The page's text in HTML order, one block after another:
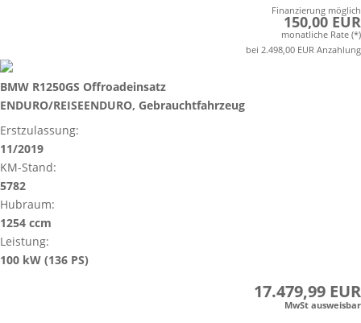
Finanzierung möglich
150,00 EUR
monatliche Rate (*)
bei 2.498,00 EUR Anzahlung
BMW R1250GS Offroadeinsatz
ENDURO/REISEENDURO, Gebrauchtfahrzeug
Erstzulassung:
11/2019
KM-Stand:
5782
Hubraum:
1254 ccm
Leistung:
100 kW (136 PS)
17.479,99 EUR
MwSt ausweisbar